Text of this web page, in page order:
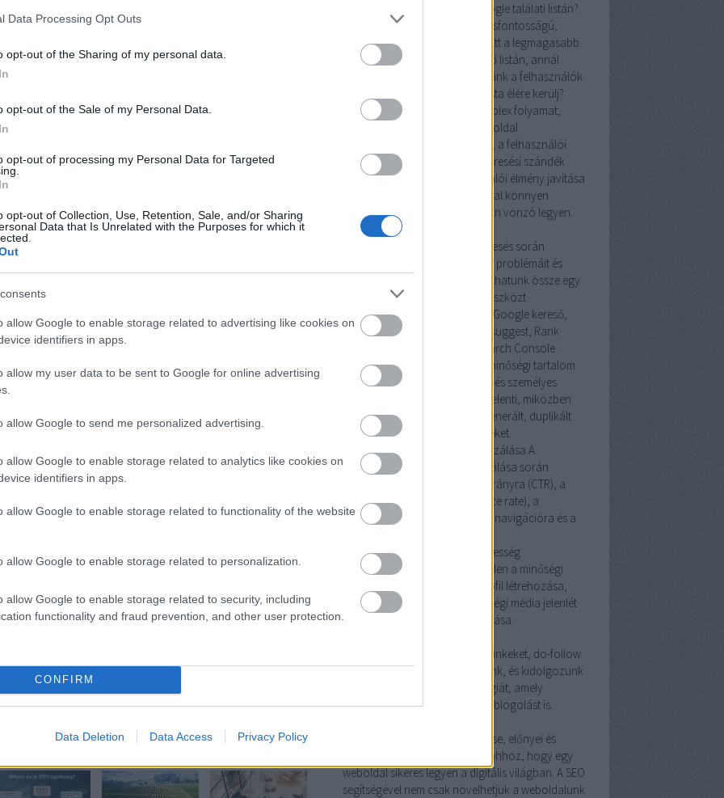
Data Processing Opt Outs
opt-out of the Sharing of my personal data.
opt-out of the Sale of my Personal Data.
opt-out of processing my Personal Data for Targeted
opt-out of Collection, Use, Retention, Sale, and/or Sharing
Data that Is Unrelated with the Purposes for which it
allow Google to enable storage related to advertising like cookies on
identifiers in apps.
allow my user data to be sent to Google for online advertising
allow Google to send me personalized advertising.
allow Google to enable storage related to analytics like cookies on
identifiers in apps.
allow Google to enable storage related to functionality of the website
allow Google to enable storage related to personalization.
allow Google to enable storage related to security, including
functionality and fraud prevention, and other user protection.
CONFIRM
Data Deletion Data Access Privacy Policy
azok számára, akik szeretnek saját tempóban haladni.
a személyi edzővel járó költségeket. Ez
neked a legjobb, anélkül hogy másokhoz kellene
kutatása során nemcsak a testedet, hanem az
a függetlenség rendkívül inspiráló lehet.
vagy támogatás, nehezebb lehet fenntartani a lelkesedést,
végezve a gyakorlatokat nőhet a sérülés veszélye.
lehet összeállítani egy hatékony és kiegyensúlyozott
és preferenciáidtól függ. Ha kezdő vagy, és
az edzést, egy személyi edző nagy segítséget
és önállóan is eléred a céljaidat, az önálló edzés
jelenthet.
lehet,ha megfelelően alkalmazod. A legfontosabb, hogy
és amely hosszútávon is segít elérni az álmaidat. Az
hogy élvezd az út minden pillanatát!
Hányadiknak kell lenned a Google találati listán?
Az első öt helyezés elérése kulcsfontosságú,
hiszen a kattintási arány (CTR) itt a legmagasabb.
Minél előrébb vagyunk a találati listán, annál
nagyobb eséllyel kattintanak ránk a felhasználók.
Mi kell ahhoz, hogy a találati lista élére kerülj?
A találati lista élére kerülni komplex folyamat,
amely magában foglalja a weboldal
struktúrájának optimalizálását, a felhasználói
élmény maximalizálását és a keresési szándék
pontos megértését. A felhasználói élmény javítása
érdekében fontos, hogy az oldal könnyen
navigálható, gyors és vizuálisan vonzó legyen.
A hatékony SEO alappillérei
A kulcsszókeresés során
megismerhetjük a felhasználók problémáit és
igényeit, majd ezek alapján állíthatunk össze egy
kulcsszó listát. Ehhez számos eszközt
használhatunk, mint például a Google kereső,
Google kulcsszótervező, Ubersuggest, Rank
Tracker, Ahrefs és a Google Search Console.
Minőségi tartalom készítése
A minőségi tartalom
készítése az eredeti, informatív és személyes
stílusú tartalmak létrehozását jelenti, miközben
elkerüljük az automatikusan generált, duplikált
tartalmakat és a rejtett szövegeket.
A felhasználói élmény maximalizálása A
felhasználói élmény maximalizálása során
figyelnünk kell az átkattintási arányra (CTR), a
visszafordulási arányra (bounce rate), a
webdesignra és tipográfiára, a navigációra és a
Hitelesség megteremtése
A hitelesség
megteremtéséhez elengedhetetlen a minőségi
linképítés, a Google Cégem profil létrehozása,
külső linkek szerzése, a közösségi média jelenlét
és a szakmai kapcsolatok ápolása.
A linképítés során természetes linkeket, do-follow
és no-follow linkeket használunk, és kidolgozunk
egy hatékony linképítési stratégiát, amely
magában foglalhatja a vendégblogolást is.
A keresőoptimalizálás működése, előnyei és
feladatai mind hozzájárulnak ahhoz, hogy egy
weboldal sikeres legyen a digitális világban. A SEO
segítségével nem csak növelhetjük a weboldalunk